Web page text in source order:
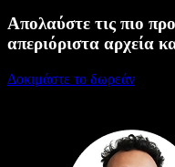
Απολαύστε τις πιο
απεριόριστα αρχεία
Δοκιμάστε το δωρεάν